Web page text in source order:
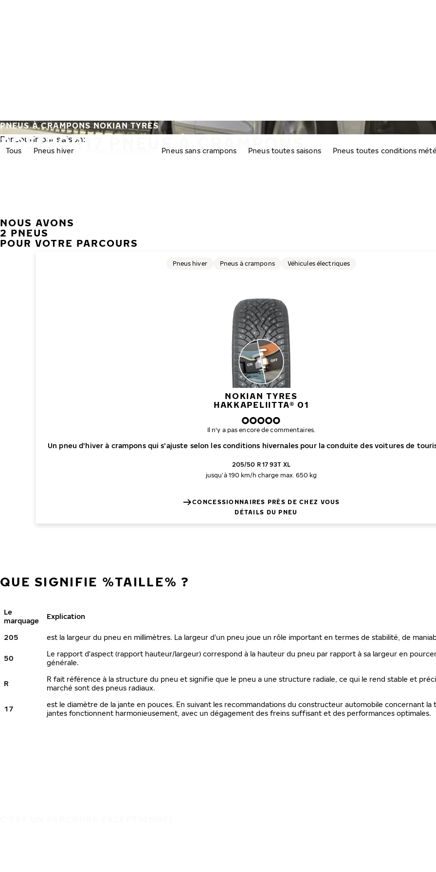
205/50R17 PNEUS À CRAMPONS
PNEUS À CRAMPONS NOKIAN TYRES
Parcourir par saison:
Tous Pneus hiver Pneus sans crampons Pneus toutes saisons Pneus toutes conditions
NOUS AVONS
2 PNEUS
POUR VOTRE PARCOURS
NOKIAN TYRES
HAKKAPELIITTA® 01
Un pneu d’hiver à crampons qui s’ajuste selon les conditions hivernales pour la conduite des voitures de
Pneus hiver Pneus à crampons Véhicules électriques
Il n'y a pas encore de commentaires.
205/50 R 17 93T XL
jusqu’à 190 km/h charge max. 650 kg
CONCESSIONNAIRES PRÈS DE CHEZ VOUS
DÉTAILS DU PNEU
QUE SIGNIFIE %TAILLE% ?
Le
marquage
Explication
205 est la largeur du pneu en millimètres. La largeur d'un pneu joue un rôle important en termes de stabilité, de
50
Le rapport d'aspect (rapport hauteur/largeur) correspond à la hauteur du pneu par rapport à sa largeur en
générale.
R
R fait référence à la structure du pneu et signifie que le pneu a une structure radiale, ce qui le rend stable et
marché sont des pneus radiaux.
17
est le diamètre de la jante en pouces. En suivant les recommandations du constructeur automobile concernant la
jantes fonctionnent harmonieusement, avec un dégagement des freins suffisant et des performances optimales.